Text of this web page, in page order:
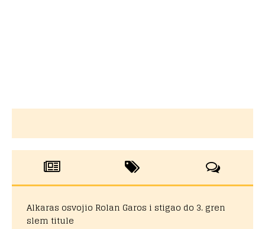
Alkaras osvojio Rolan Garos i stigao do 3. gren
slem titule